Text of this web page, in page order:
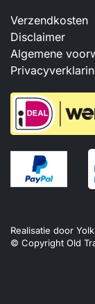
Verzendkosten
Disclaimer
Algemene
Realisatie door
© Copyright Old